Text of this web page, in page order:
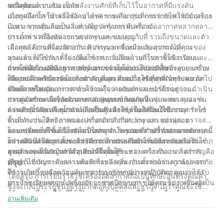
ระวังด้านความปลอดภัย
เครื่องยนต์เบนซิน เป็นพลังงานศักย์ที่เก็บไว้ในอากาศที่มีแรงดัน
อากาศอัดนี้สามารถใช้งานได้หลากหลาย เช่น การจ่ายไฟให้กับเครื่อง
มือลม การเติมลมยาง และแม้กระทั่งการพ่นทราย
ของคุณ
เมื่อพูดถึงการใช้เครื่องอัดอากาศ การเลือกรุ่นที่เหมาะกับความต้องการ
เฉพาะของคุณถือเป็นสิ่งสำคัญ Jinyuan มีเครื่องอัดอากาศหลากหลาย
ประเภท รวมถึงหน่วยแบบพกพาและแบบอยู่กับที่ รวมถึงขนาดและตัว
เลือกพลังงานที่แตกต่างกัน พิจารณาเครื่องมือและอุปกรณ์ที่คุณ
วางแผนจะใช้กับเครื่องอัดอากาศ รวมถึงความถี่ในการใช้งานและ
แหล่งพลังงานที่มีอยู่ การทำความเข้าใจความต้องการของคุณจะช่วย
ให้คุณเลือกเครื่องอัดอากาศ Jinyuan ที่เหมาะสมที่สุดสำหรับความ
ต้องการของคุณ
การตั้งค่าเครื่องอัดอากาศ Jinyuan ของคุณ
เมื่อคุณเลือกเครื่องอัดอากาศ Jinyuan ที่เหมาะกับความต้องการของ
คุณแล้ว ก็ถึงเวลาตั้งค่าเพื่อใช้งาน เริ่มต้นด้วยการหาพื้นผิวเรียบและ
มั่นคงเพื่อวางคอมเพรสเซอร์ ตรวจสอบให้แน่ใจว่ามีพื้นที่รอบๆ เครื่อง
เพียงพอสำหรับการระบายอากาศและการบำรุงรักษาที่เหมาะสม ถัดไป
เสียบสายไฟและตรวจสอบให้แน่ใจว่าคอมเพรสเซอร์ปิดอยู่ก่อนดำเนิน
การต่อ หากเครื่องอัดอากาศ Jinyuan ของคุณเป็นรุ่นพกพา คุณอาจ
ต้องเติมน้ำมันหรือน้ำมันหล่อลื่นสังเคราะห์ในถังก่อนใช้งาน
การใช้เครื่องอัดอากาศ Jinyuan ของคุณอย่างปลอดภัย
ความปลอดภัยควรเป็นสิ่งสำคัญที่สุดเสมอเมื่อใช้อุปกรณ์ทุกประเภท
รวมถึงเครื่องอัดอากาศ ทำความคุ้นเคยกับคำแนะนำด้านความ
ปลอดภัยของ Jinyuan และสวมอุปกรณ์ป้องกันที่เหมาะสมเสมอ เช่น
แว่นตานิรภัยและอุปกรณ์ป้องกันหู เมื่อใช้งานเครื่องอัดอากาศ รักษา
พื้นที่ทำงานให้สะอาดและปราศจากสิ่งกีดขวาง และอย่าปล่อย
คอมเพรสเซอร์ทิ้งไว้โดยไม่มีใครดูแลในขณะที่กำลังทำงาน นอกจากนี้
โปรดคำนึงถึงการตั้งค่าแรงดันอากาศและอย่าให้เกินระดับแรงดัน
สูงสุดของเครื่องมือหรืออุปกรณ์ที่คุณใช้
การดูแลรักษาเครื่องอัดอากาศ Jinyuan ของคุณ
การบำรุงรักษาที่เหมาะสมถือเป็นสิ่งสำคัญเพื่อให้มั่นใจถึงอายุการใช้
งานและประสิทธิภาพของเครื่องอัดอากาศ Jinyuan ของคุณ ตรวจสอบ
และเปลี่ยนไส้กรองอากาศเป็นประจำ ระบายความชื้นออกจากถัง และ
ตรวจสอบคอมเพรสเซอร์ว่ามีการสึกหรอหรือความเสียหายหรือไม่ หาก
คุณสังเกตเห็นปัญหาหรือเสียงที่ผิดปกติระหว่างการทำงาน สิ่งสำคัญคือ
ต้องแก้ไขปัญหาดังกล่าวทันทีเพื่อหลีกเลี่ยงอันตรายด้านความปลอดภัย
ที่อาจเกิดขึ้นหรือความล้มเหลวของอุปกรณ์ การปฏิบัติตามแนวทาง
การบำรุงรักษาของ Jinyuan จะช่วยยืดอายุการใช้งานของเครื่องอัด
อากาศและช่วยให้เครื่องทำงานได้อย่างราบรื่น
โดยสรุป การใช้เครื่องอัดอากาศจาก Jinyuan สามารถส่งผลกระทบ
อย่างมีนัยสำคัญต่อประสิทธิภาพและประสิทธิผลของงานและการใช้
งานต่างๆ ด้วยการทำความเข้าใจพื้นฐานของเครื่องอัดอากาศ การ
เลือกรุ่นที่เหมาะกับความต้องการของคุณ การตั้งค่าอย่างถูกต้อง การ
ใช้งานอย่างปลอดภัย และการบำรุงรักษาอย่างสม่ำเสมอ คุณจะได้รับ
ประโยชน์สูงสุดจากเครื่องอัดอากาศ Jinyuan ของคุณ ไม่ว่าคุณจะเป็น
ผู้รับเหมามืออาชีพหรือผู้ชื่นชอบงาน DIY การติดตั้งเครื่องอัดอากาศ
เข้ากับชุดเครื่องมือของคุณสามารถสร้างความแตกต่างให้กับงานของ
สรุป
โดยสรุป การเรียนรู้วิธีใช้เครื่องอัดอากาศถือเป็นทักษะอันทรงคุณค่า
ซึ่งจะเป็นประโยชน์อย่างมากต่อทั้งบุคคลและธุรกิจ ไม่ว่าคุณจะใช้
ผลิตภัณฑ์นี้ในโครงการปรับปรุงบ้านหรืองานอุตสาหกรรม การ
อ่านเพิ่มเติม